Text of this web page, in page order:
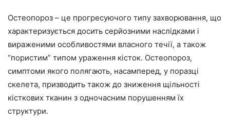
Остеопороз – це прогресуючого типу захворювання, що
характеризується досить серйозними наслідками і
вираженими особливостями власного течії, а також
“пористим” типом ураження кісток. Остеопороз,
симптоми якого полягають, насамперед, у поразці
скелета, призводить також до зниження щільності
кісткових тканин з одночасним порушенням їх
структури.